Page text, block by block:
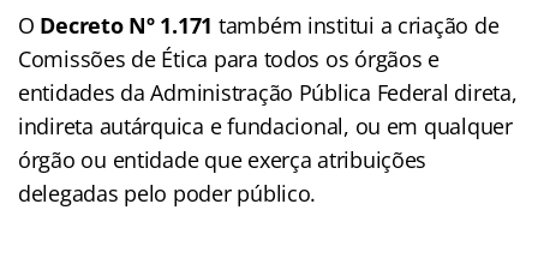
O Decreto Nº 1.171 também institui a criação de
Comissões de Ética para todos os órgãos e
entidades da Administração Pública Federal direta,
indireta autárquica e fundacional, ou em qualquer
órgão ou entidade que exerça atribuições
delegadas pelo poder público.